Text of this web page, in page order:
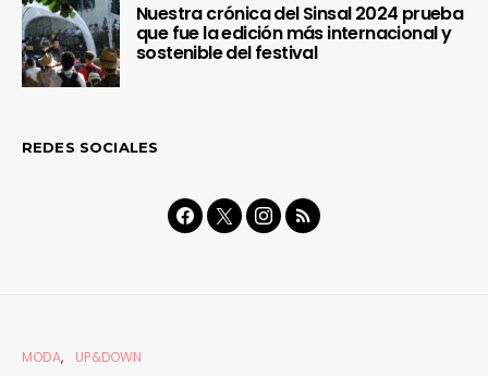
Nuestra crónica del Sinsal 2024 prueba
que fue la edición más internacional y
sostenible del festival
REDES SOCIALES
MODA UP&DOWN